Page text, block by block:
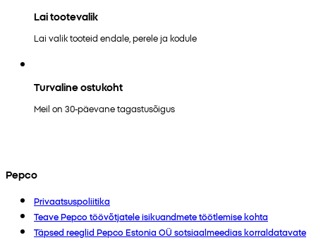
Lai tootevalik
Lai valik tooteid endale, perele ja kodule
Turvaline ostukoht
Meil on 30-päevane tagastusõigus
Pepco
Privaatsuspoliitika
Teave Pepco töövõtjatele isikuandmete töötlemise kohta
Täpsed reeglid Pepco Estonia OÜ sotsiaalmeedias korraldatavate